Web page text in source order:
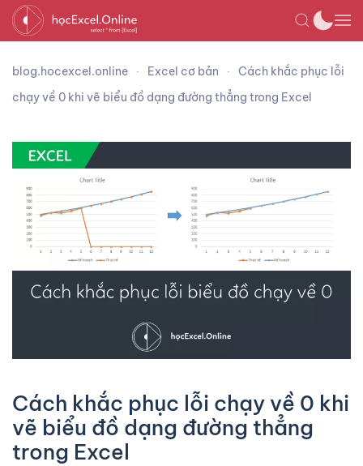
blog.hocexcel.online Excel cơ bản
Cách khắc phục lỗi
chạy về 0 khi vẽ biểu đồ dạng đường thẳng trong Excel
Cách khắc phục lỗi chạy về 0 khi
vẽ biểu đồ dạng đường thẳng
trong Excel